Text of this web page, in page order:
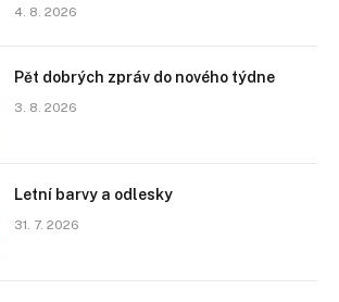
4. 8. 2026
Pět dobrých zpráv do nového týdne
3. 8. 2026
Letní barvy a odlesky
31. 7. 2026